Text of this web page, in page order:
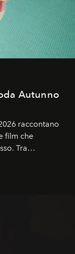
Autunno
raccontano
film che
Tra
maison